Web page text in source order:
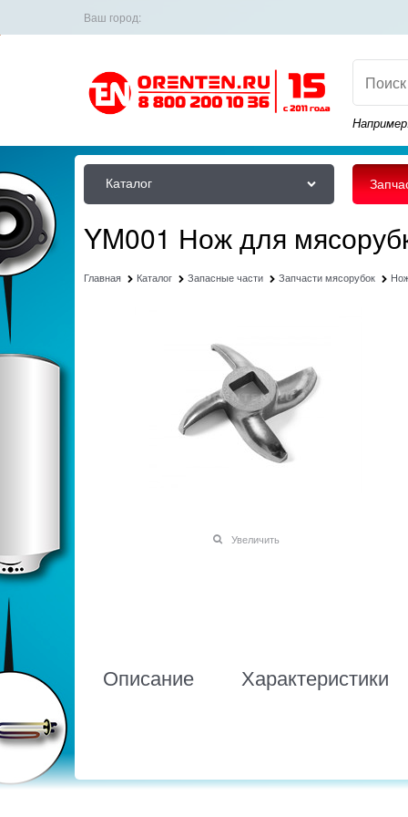
Ваш город:
Каталог
YM001 Нож для
Главная Каталог Запасные части Запчасти мясорубок
Увеличить
Описание Характеристики